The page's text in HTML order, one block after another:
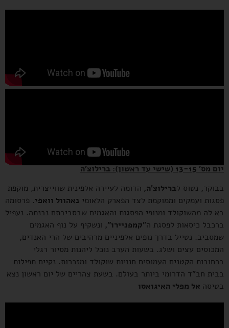
יום מס' 13-15 (שישי עד ראשון): ברילוצ'ה
בבוקר, נטוס לברילוצ'ה, הדומה לעיירה אלפינית שווייצרית, מוקפת
פסגות ועמקים וממוקמת לצד הפארק הלאומי נאהוול וואפי. פרסומה
בא לה מהשוקולד ומנופי הפסגות והאגמים שבסביבתם נבנתה. נעפיל
ברכבל כיסאות לפסגת ה"קמפניירו", ונשקיף על נוף האגמים
שמסביב. נטייל בדרך נופים אלפיניים מרהיבים של הרי האנדים,
המכוסים עצים ושלג. בשעות הערב נוכל ליהנות מסיור רגלי
ברחובות הקטנים העמוסים חנויות שוקולד ומזכרות. נקיים תפילות
בבית חב"ד הדרומי ביותר בעולם. בשעת צהריים של יום ראשון נצא
בטיסה אל מפלי האיגואסו